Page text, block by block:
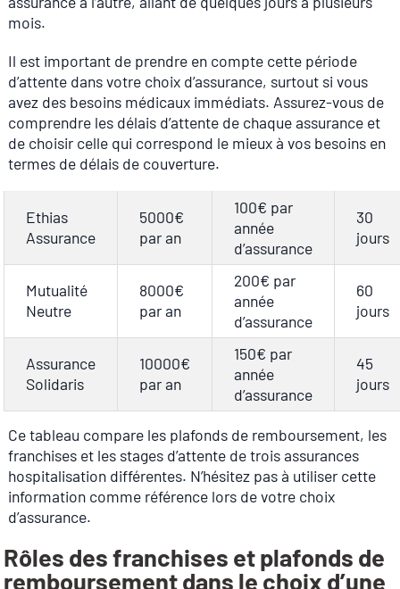
mois.
Il est important de prendre en compte cette période
d’attente dans votre choix d’assurance, surtout si vous
avez des besoins médicaux immédiats. Assurez-vous de
comprendre les délais d’attente de chaque assurance et
de choisir celle qui correspond le mieux à vos besoins en
termes de délais de couverture.
Ethias
Assurance
5000€
par an
100€ par
année
d’assurance
30
jours
Mutualité
Neutre
8000€
par an
200€ par
année
d’assurance
60
jours
Assurance
Solidaris
10000€
par an
150€ par
année
d’assurance
45
jours
Ce tableau compare les plafonds de remboursement, les
franchises et les stages d’attente de trois assurances
hospitalisation différentes. N’hésitez pas à utiliser cette
information comme référence lors de votre choix
d’assurance.
Rôles des franchises et plafonds de
remboursement dans le choix d’une